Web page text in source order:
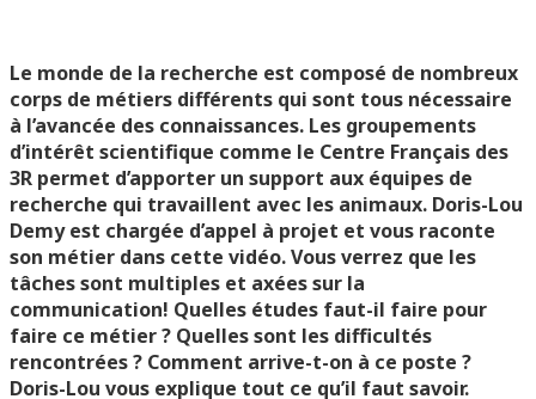
Le monde de la recherche est composé de nombreux
corps de métiers différents qui sont tous nécessaire
à l’avancée des connaissances. Les groupements
d’intérêt scientifique comme le Centre Français des
3R permet d’apporter un support aux équipes de
recherche qui travaillent avec les animaux. Doris-Lou
Demy est chargée d’appel à projet et vous raconte
son métier dans cette vidéo. Vous verrez que les
tâches sont multiples et axées sur la
communication! Quelles études faut-il faire pour
faire ce métier ? Quelles sont les difficultés
rencontrées ? Comment arrive-t-on à ce poste ?
Doris-Lou vous explique tout ce qu’il faut savoir.